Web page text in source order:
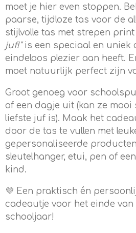
moet je hier even stoppen.
paarse, tijdloze tas voor de
stijlvolle tas met strepen
juf!"is een speciaal en uniek
eindeloos plezier aan heeft.
moet natuurlijk perfect zijn
Groot genoeg voor
of een dagje uit (kan ze mooi
liefste juf is). Maak het
door de tas te vullen met
gepersonaliseerde
sleutelhanger, etui, pen of
kind.
💜 Een praktisch én
cadeautje voor het einde van
schooljaar!